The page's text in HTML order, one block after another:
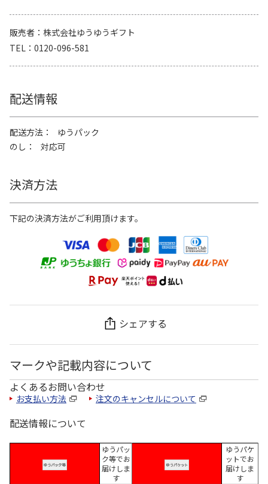
販売者
株式会社ゆうゆうギフト
TEL
0120-096-581
配送情報
配送方法
ゆうパック
のし
対応可
決済方法
下記の決済方法がご利用頂けます。
シェアする
マークや記載内容について
よくあるお問い合わせ
お支払い方法 注文のキャンセルについて
配送情報について
ゆうパッ
ク等でお
届けしま
す
ゆうパケ
ットでお
届けしま
す